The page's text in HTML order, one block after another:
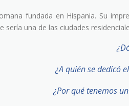
fundada en Hispania. Su
una de las ciudades
¿A quién se dedicó
¿Por qué tenemos